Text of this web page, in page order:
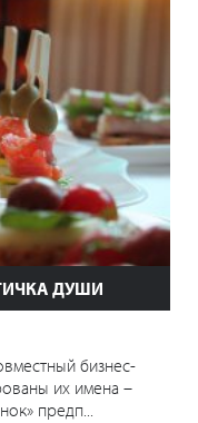
ДУШИ
бизнес-
их имена –
предп...